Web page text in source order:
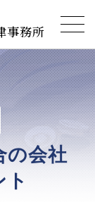
事務所
の会社